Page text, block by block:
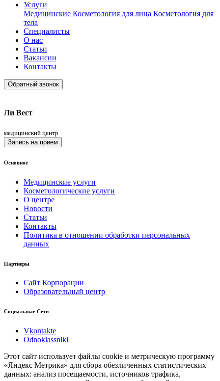
Услуги
Медицинские Косметология для лица Косметология для
тела
Специалисты
О нас
Статьи
Вакансии
Контакты
Обратный звонок
Ли Вест
медицинский центр
Запись на прием
Основное
Медицинские услуги
Косметологические услуги
О центре
Новости
Статьи
Контакты
Политика в отношении обработки персональных
данных
Партнеры
Сайт Корпорации
Образовательный центр
Социальные Сети
Vkontakte
Odnoklassniki
Этот сайт использует файлы cookie и метрическую программу
«Яндекс Метрика» для сбора обезличенных статистических
данных: анализ посещаемости, источников трафика,